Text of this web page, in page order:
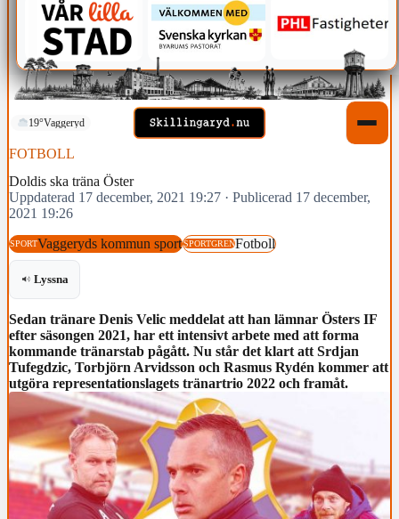
19°Vaggeryd
FOTBOLL
Doldis ska träna Öster
Uppdaterad 17 december, 2021 19:27 · Publicerad 17 december,
2021 19:26
SPORTVaggeryds kommun sportSPORTGRENFotboll
Lyssna
Sedan tränare Denis Velic meddelat att han lämnar Östers IF
efter säsongen 2021, har ett intensivt arbete med att forma
kommande tränarstab pågått. Nu står det klart att Srdjan
Tufegdzic, Torbjörn Arvidsson och Rasmus Rydén kommer att
utgöra representationslagets tränartrio 2022 och framåt.